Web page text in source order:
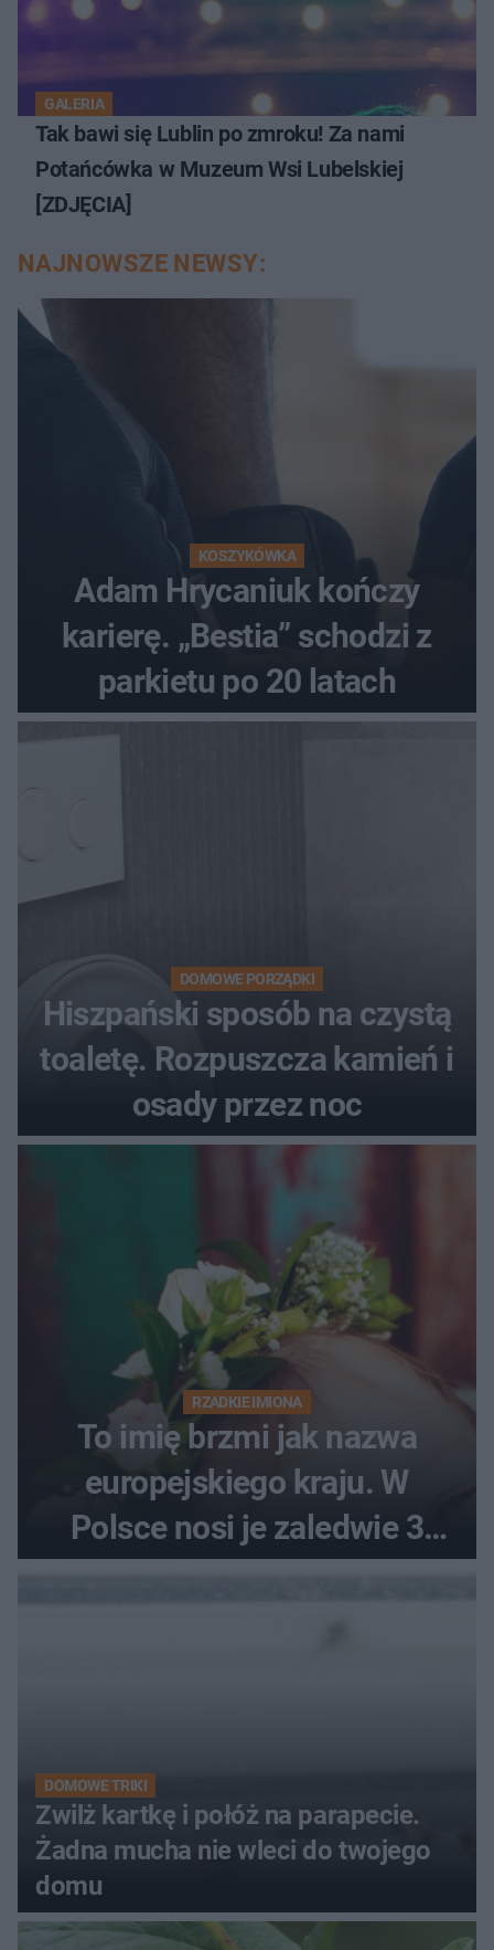
GALERIA
Tak bawi się Lublin po zmroku! Za nami
Potańcówka w Muzeum Wsi Lubelskiej
[ZDJĘCIA]
NAJNOWSZE NEWSY:
KOSZYKÓWKA
Adam Hrycaniuk kończy
karierę. „Bestia” schodzi z
parkietu po 20 latach
DOMOWE PORZĄDKI
Hiszpański sposób na czystą
toaletę. Rozpuszcza kamień i
osady przez noc
RZADKIE IMIONA
To imię brzmi jak nazwa
europejskiego kraju. W
Polsce nosi je zaledwie 3
DOMOWE TRIKI
Zwilż kartkę i połóż na parapecie.
Żadna mucha nie wleci do twojego
domu